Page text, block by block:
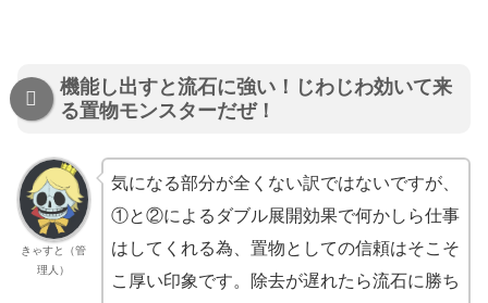
機能し出すと流石に強い！じわじわ効いて来
る置物モンスターだぜ！
きゃすと（管
理人）
気になる部分が全くない訳ではないですが、
①と②によるダブル展開効果で何かしら仕事
はしてくれる為、置物としての信頼はそこそ
こ厚い印象です。除去が遅れたら流石に勝ち